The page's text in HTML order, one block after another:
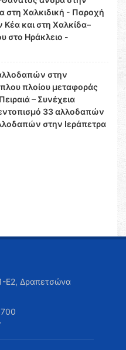
στη Χαλκιδική - Παροχή
και στη Χαλκίδα–
στο Ηράκλειο -
στην
πλοίου μεταφοράς
– Συνέχεια
33 αλλοδαπών
στην Ιεράπετρα
Ε2, Δραπετσώνα